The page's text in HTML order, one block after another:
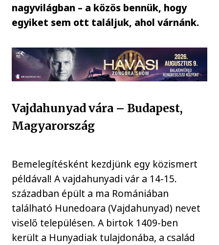
nagyvilágban – a közös bennük, hogy
egyiket sem ott találjuk, ahol várnánk.
Vajdahunyad vára – Budapest,
Magyarország
Bemelegítésként kezdjünk egy közismert
példával! A vajdahunyadi vár a 14-15.
században épült a ma Romániában
található Hunedoara (Vajdahunyad) nevet
viselő településen. A birtok 1409-ben
került a Hunyadiak tulajdonába, a család